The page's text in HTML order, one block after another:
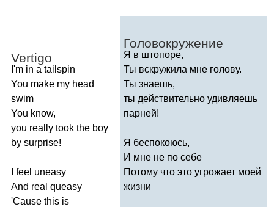
Vertigo
I'm in a tailspin
You make my head
swim
You know,
you really took the boy
by surprise!
feel uneasy
And real queasy
'Cause this is
Головокружение
Я в штопоре,
Ты вскружила мне голову.
Ты знаешь,
ты действительно удивляешь
парней!
Я беспокоюсь,
И мне не по себе
Потому что это угрожает моей
жизни